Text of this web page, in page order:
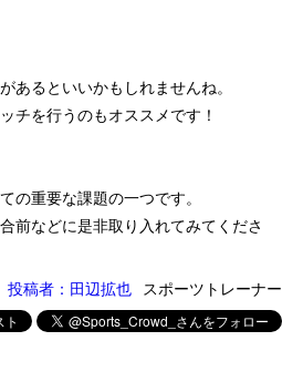
あるといいかもしれませんね。
チを行うのもオススメです！
の重要な課題の一つです。
前などに是非取り入れてみてくださ
投稿者：田辺拡也
スポーツトレーナー